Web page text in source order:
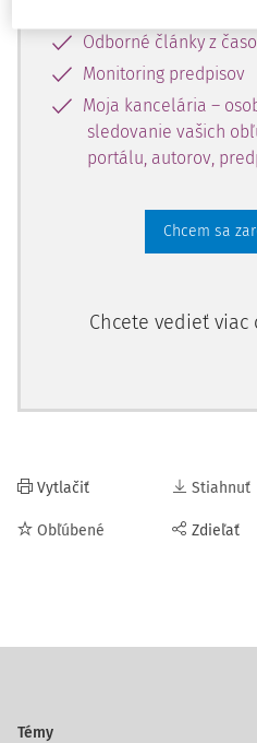
Odborné články z
Monitoring predpisov
Moja kancelária –
sledovanie vašich
portálu, autorov,
Chcem sa
Chcete vedieť viac
Vytlačiť
Obľúbené
Stiahnuť
Zdieľať
Témy